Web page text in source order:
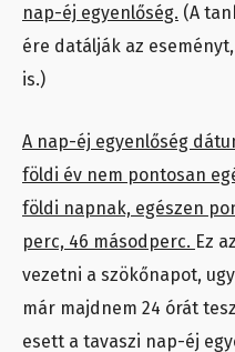
nap-éj egyenlőség. (A
ére datálják az
is.)
A nap-éj egyenlőség
földi év nem pontosan
földi napnak, egészen
perc, 46 másodperc. Ez
vezetni a szökőnapot,
már majdnem 24 órát
esett a tavaszi nap-éj